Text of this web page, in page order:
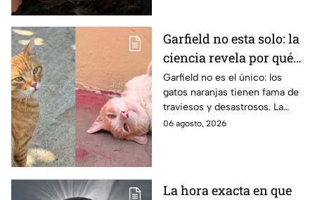
Garfield no esta solo: la
ciencia revela por qué
los gatos naranjas
tienen tanta fama de
hacer "desastres"
Garfield no es el único: los
gatos naranjas tienen fama de
traviesos y desastrosos. La
ciencia explica qué hay detrás
06 agosto, 2026
La hora exacta en que